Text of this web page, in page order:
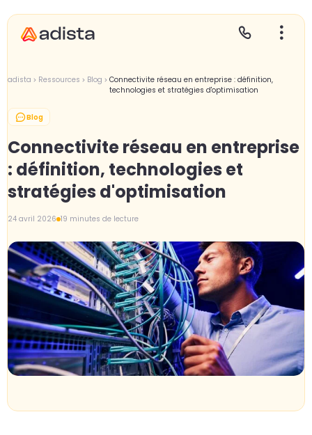
adista Ressources Blog
Connectivite réseau en entreprise : définition,
technologies et stratégies d'optimisation
Blog
Connectivite réseau en entreprise
: définition, technologies et
stratégies d'optimisation
24 avril 2026 19 minutes de lecture